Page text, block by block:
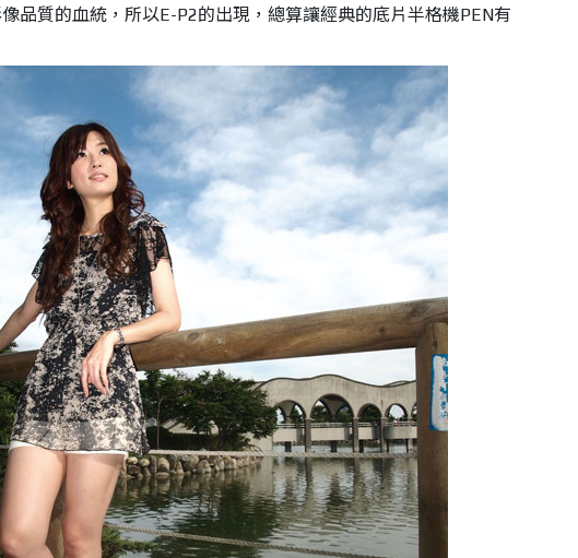
品質的血統，所以E-P2的出現，總算讓經典的底片半格機PEN有